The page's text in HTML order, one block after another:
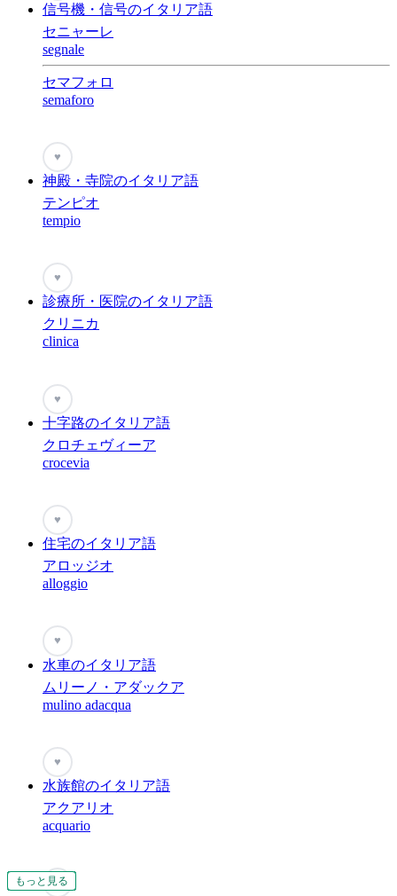
もっと見る
もっと見る
もっと見る
もっと見る
もっと見る
もっと見る
もっと見る
もっと見る
もっと見る
信号機・信号のイタリア語
セニャーレ
segnale
セマフォロ
semaforo
♥
神殿・寺院のイタリア語
テンピオ
tempio
もっと見る
♥
診療所・医院のイタリア語
クリニカ
clinica
♥
十字路のイタリア語
クロチェヴィーア
crocevia
♥
住宅のイタリア語
アロッジオ
alloggio
もっと見る
♥
水車のイタリア語
ムリーノ・アダックア
mulino adacqua
♥
水族館のイタリア語
アクアリオ
acquario
♥
もっと見る
もっと見る
もっと見る
もっと見る
もっと見る
もっと見る
もっと見る
もっと見る